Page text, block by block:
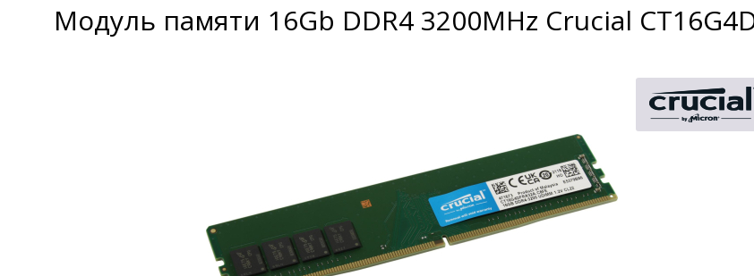
Модуль памяти 16Gb DDR4 3200MHz Crucial